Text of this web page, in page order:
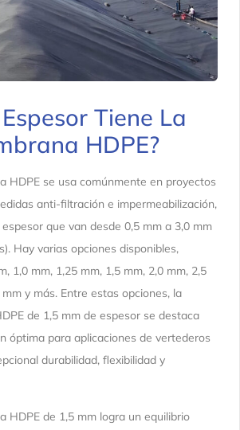
Tiene La
HDPE?
HDPE se usa comúnmente en proyectos
anti-filtración e impermeabilización,
que van desde 0,5 mm a 3,0 mm
Hay varias opciones disponibles,
1,0 mm, 1,25 mm, 1,5 mm, 2,0 mm, 2,5
y más. Entre estas opciones, la
de 1,5 mm de espesor se destaca
óptima para aplicaciones de vertederos
durabilidad, flexibilidad y
HDPE de 1,5 mm logra un equilibrio